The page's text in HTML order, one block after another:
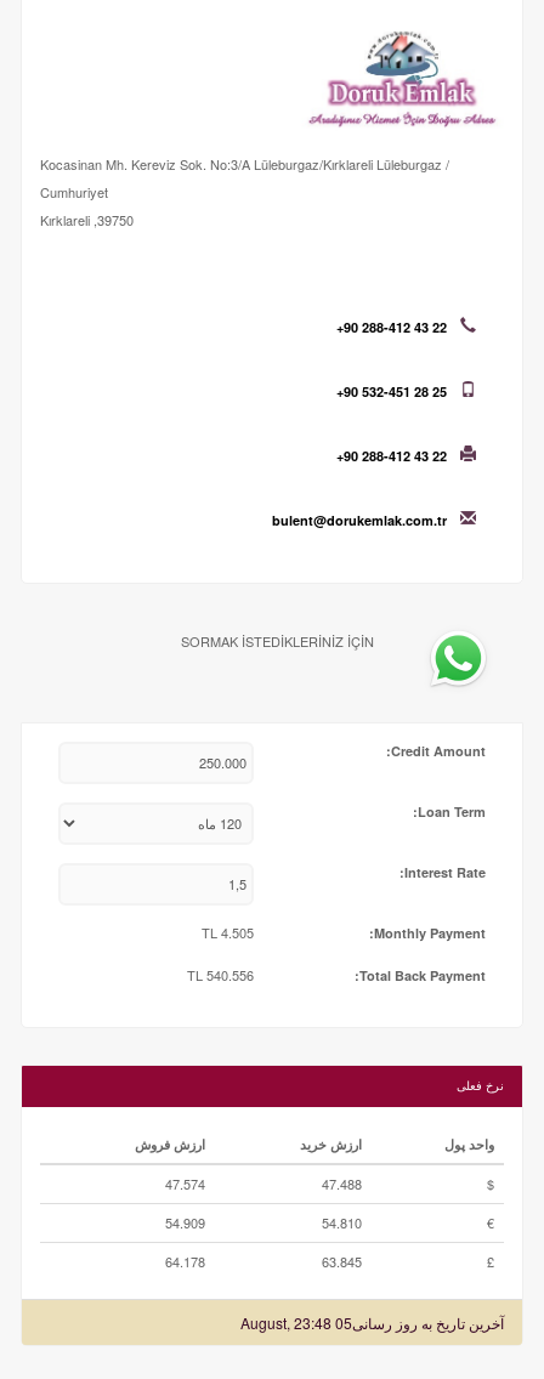
Kocasinan Mh. Kereviz Sok. No:3/A Lüleburgaz/Kırklareli Lüleburgaz /
Cumhuriyet
39750, Kırklareli
+90 288-412 43 22
+90 532-451 28 25
+90 288-412 43 22
bulent@dorukemlak.com.tr
SORMAK İSTEDİKLERİNİZ İÇİN
Credit Amount:
Loan Term:
Interest Rate:
Monthly Payment:
4.505
Total Back Payment:
540.556
نرخ فعلی‌
واحد پول ارزش خرید ارزش فروش
$
47.488
47.574
€
54.810
54.909
£
63.845
64.178
آخرین تاریخ به روز رسانی05 August, 23:48